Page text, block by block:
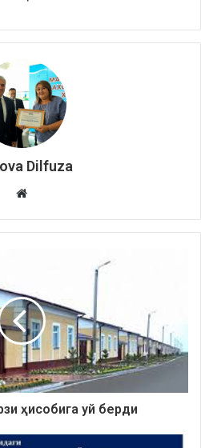
Dilfuza
Website
ҳисобига уй берди